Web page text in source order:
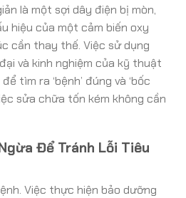
là một sợi dây điện bị mòn,
hiệu của một cảm biến oxy
cần thay thế. Việc sử dụng
và kinh nghiệm của kỹ thuật
tìm ra ‘bệnh’ đúng và ‘bốc
sửa chữa tốn kém không cần
Để Tránh Lỗi Tiêu
Việc thực hiện bảo dưỡng